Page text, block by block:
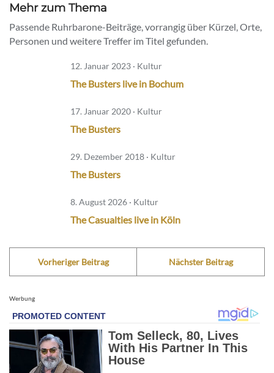
Mehr zum Thema
Passende Ruhrbarone-Beiträge, vorrangig über Kürzel, Orte,
Personen und weitere Treffer im Titel gefunden.
12. Januar 2023 · Kultur
The Busters live in Bochum
17. Januar 2020 · Kultur
The Busters
29. Dezember 2018 · Kultur
The Busters
8. August 2026 · Kultur
The Casualties live in Köln
Vorheriger Beitrag Nächster Beitrag
Werbung